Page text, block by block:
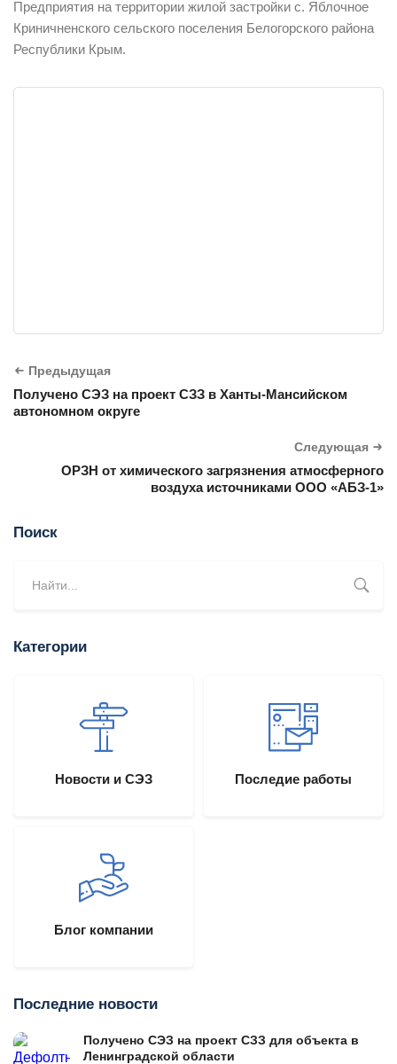
Предприятия на территории жилой застройки с. Яблочное
Криничненского сельского поселения Белогорского района
Республики Крым.
Предыдущая
Получено СЭЗ на проект СЗЗ в Ханты-Мансийском
автономном округе
Следующая
ОРЗН от химического загрязнения атмосферного
воздуха источниками ООО «АБЗ-1»
Поиск
Категории
Новости и СЭЗ Последие работы
Блог компании
Последние новости
Получено СЭЗ на проект СЗЗ для объекта в
Ленинградской области